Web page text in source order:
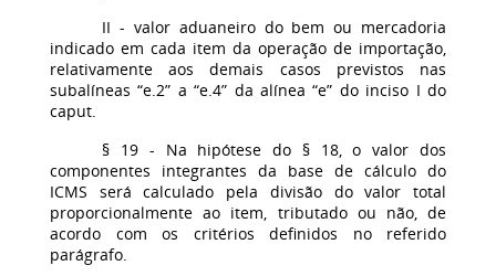
II - valor aduaneiro do bem ou mercadoria
indicado em cada item da operação de importação,
relativamente aos demais casos previstos nas
subalíneas “e.2” a “e.4” da alínea “e” do inciso I do
caput.
§ 19 - Na hipótese do § 18, o valor dos
componentes integrantes da base de cálculo do
ICMS será calculado pela divisão do valor total
proporcionalmente ao item, tributado ou não, de
acordo com os critérios definidos no referido
parágrafo.